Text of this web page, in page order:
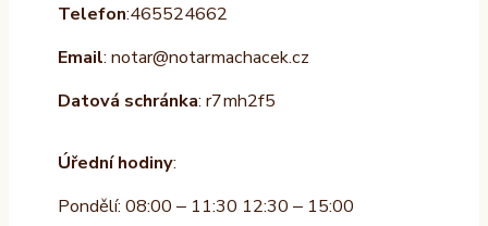
Telefon:465524662
Email: notar@notarmachacek.cz
Datová schránka: r7mh2f5
Úřední hodiny:
Pondělí: 08:00 – 11:30 12:30 – 15:00